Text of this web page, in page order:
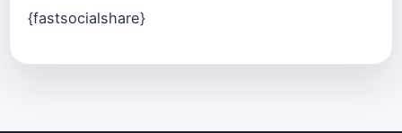
{fastsocialshare}